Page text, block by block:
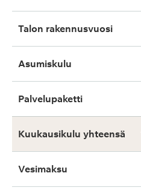
Talon rakennusvuosi
Asumiskulu
Palvelupaketti
Kuukausikulu yhteensä
Vesimaksu